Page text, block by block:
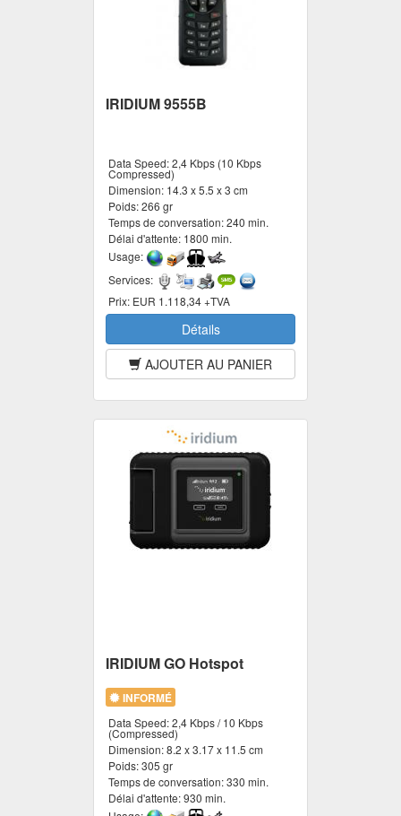
IRIDIUM 9555B
Data Speed:2,4 Kbps (10 Kbps
Compressed)
Dimension: 14.3 x 5.5 x 3 cm
Poids:266 gr
Temps de conversation:240 min.
Délai d'attente: 1800 min.
Usage:
Services:
Prix: EUR 1.118,34 +TVA
Détails
AJOUTER AU PANIER
IRIDIUM GO Hotspot
INFORMÉ
Data Speed:2,4 Kbps / 10 Kbps
(Compressed)
Dimension:8.2 x 3.17 x 11.5 cm
Poids:305 gr
Temps de conversation:330 min.
Délai d'attente:930 min.